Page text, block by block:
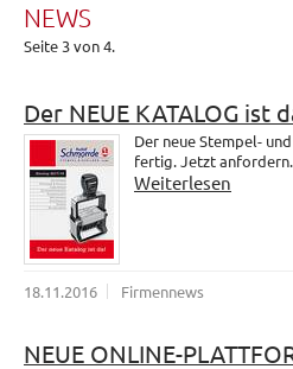
NEWS
Seite 3 von 4.
Der NEUE KATALOG ist
Der neue Stempel-
fertig. Jetzt anfordern.
Weiterlesen
18.11.2016 Firmennews
NEUE ONLINE-